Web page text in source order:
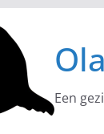
Een